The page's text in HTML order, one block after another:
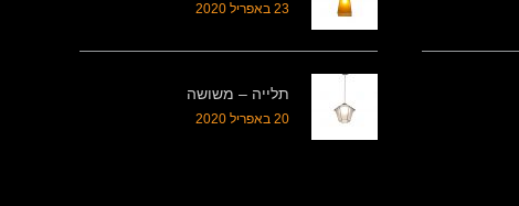
23 באפריל 2020
תלייה – משושה
20 באפריל 2020